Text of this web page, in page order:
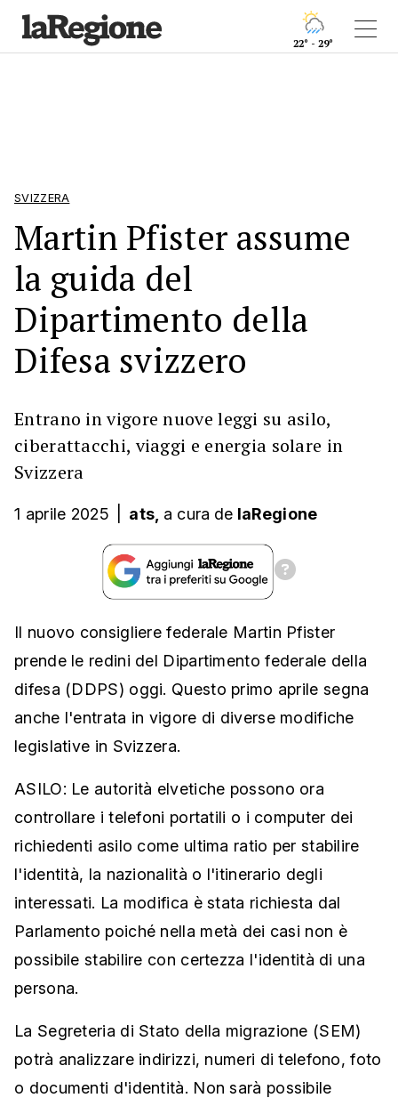
22° - 29°
SVIZZERA
Martin Pfister assume
la guida del
Dipartimento della
Difesa svizzero
Entrano in vigore nuove leggi su asilo,
ciberattacchi, viaggi e energia solare in
Svizzera
1 aprile 2025 ats, a cura de laRegione
Il nuovo consigliere federale Martin Pfister
prende le redini del Dipartimento federale della
difesa (DDPS) oggi. Questo primo aprile segna
anche l'entrata in vigore di diverse modifiche
legislative in Svizzera.
ASILO: Le autorità elvetiche possono ora
controllare i telefoni portatili o i computer dei
richiedenti asilo come ultima ratio per stabilire
l'identità, la nazionalità o l'itinerario degli
interessati. La modifica è stata richiesta dal
Parlamento poiché nella metà dei casi non è
possibile stabilire con certezza l'identità di una
persona.
La Segreteria di Stato della migrazione (SEM)
potrà analizzare indirizzi, numeri di telefono, foto
o documenti d'identità. Non sarà possibile